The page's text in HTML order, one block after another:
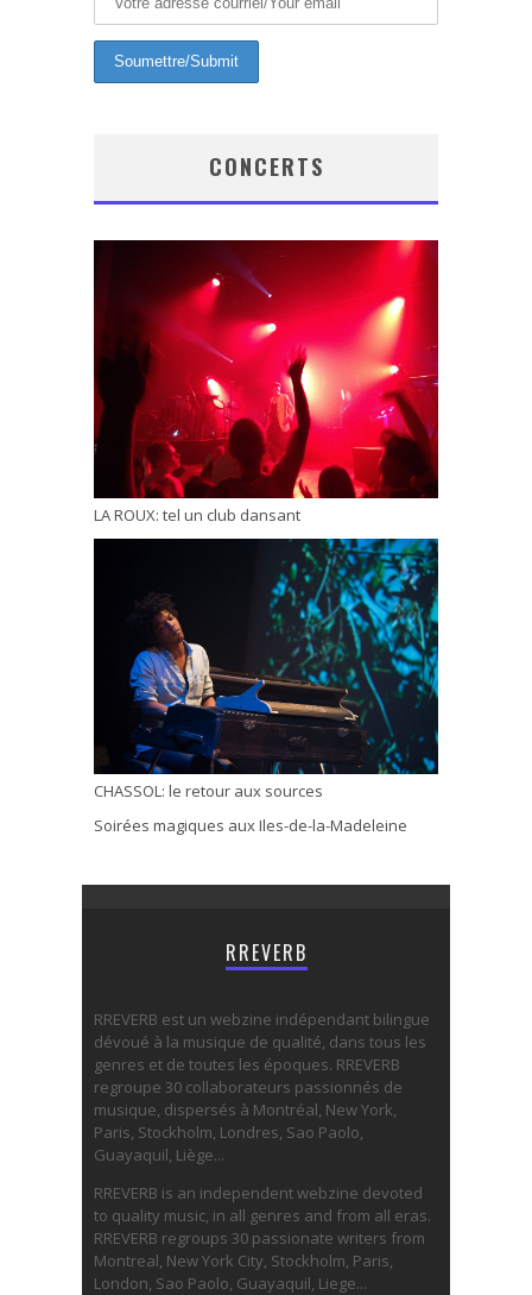
CONCERTS
LA ROUX: tel un club dansant
CHASSOL: le retour aux sources
Soirées magiques aux Iles-de-la-Madeleine
RREVERB
RREVERB est un webzine indépendant bilingue
dévoué à la musique de qualité, dans tous les
genres et de toutes les époques. RREVERB
regroupe 30 collaborateurs passionnés de
musique, dispersés à Montréal, New York,
Paris, Stockholm, Londres, Sao Paolo,
Guayaquil, Liège...
RREVERB is an independent webzine devoted
to quality music, in all genres and from all eras.
RREVERB regroups 30 passionate writers from
Montreal, New York City, Stockholm, Paris,
London, Sao Paolo, Guayaquil, Liege...